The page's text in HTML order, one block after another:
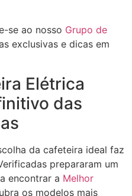
se ao nosso Grupo de
exclusivas e dicas em
Elétrica
das
da cafeteira ideal faz
prepararam um
encontrar a Melhor
os modelos mais